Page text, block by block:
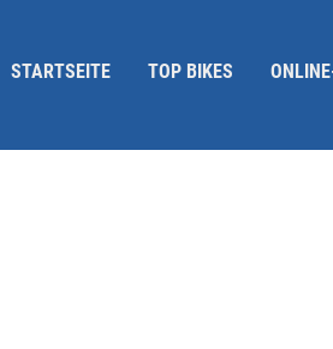
STARTSEITE TOP BIKES